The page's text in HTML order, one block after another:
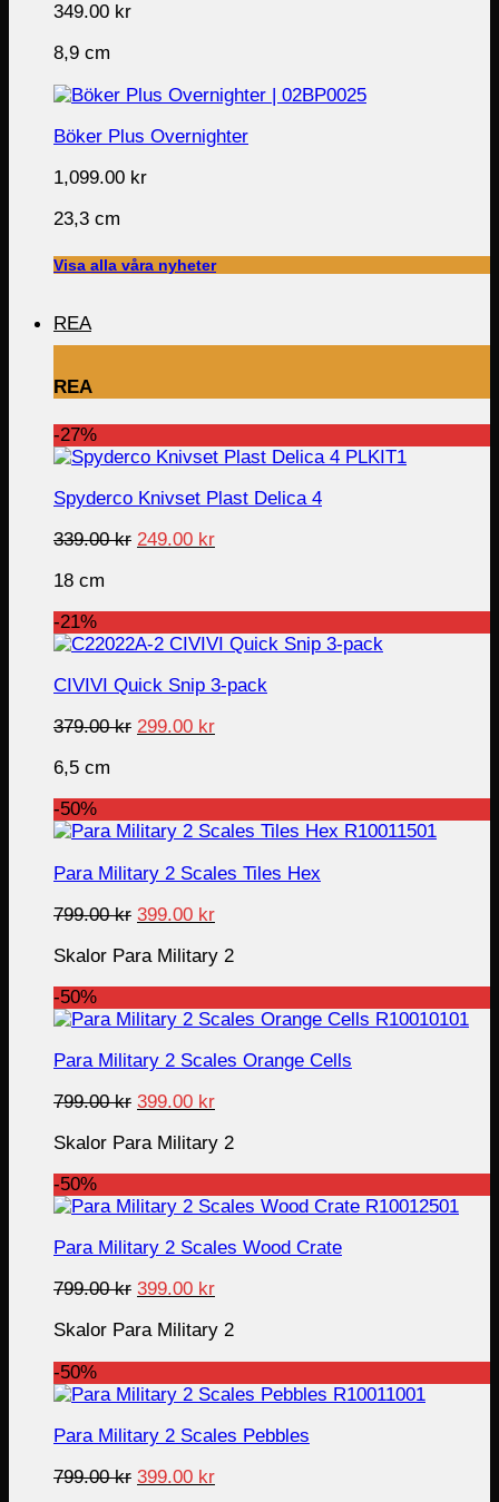
349.00 kr
8,9 cm
Böker Plus Overnighter
1,099.00 kr
23,3 cm
Visa alla våra nyheter
REA
REA
-27%
Spyderco Knivset Plast Delica 4
339.00kr Original
249.00 krCurrent
18 cm
-21%
CIVIVI Quick Snip 3-pack
379.00kr Original
299.00 krCurrent
6,5 cm
-50%
Para Military 2 Scales Tiles Hex
799.00kr Original
was:
399.00 krCurrent
is:
Skalor Para Military 2
-50%
Para Military 2 Scales Orange Cells
799.00kr Original
was:
399.00 krCurrent
is:
Skalor Para Military 2
-50%
Para Military 2 Scales Wood Crate
799.00kr Original
was:
399.00 krCurrent
is:
Skalor Para Military 2
-50%
Para Military 2 Scales Pebbles
799.00kr Original
399.00 krCurrent